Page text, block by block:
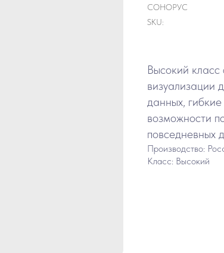
СОНОРУС
SKU:
Высокий
визуализации
данных,
возможности
повседневных
Производство:
Класс: Высокий